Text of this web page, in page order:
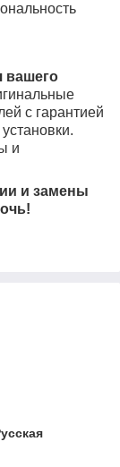
вашего
с гарантией
и
и замены